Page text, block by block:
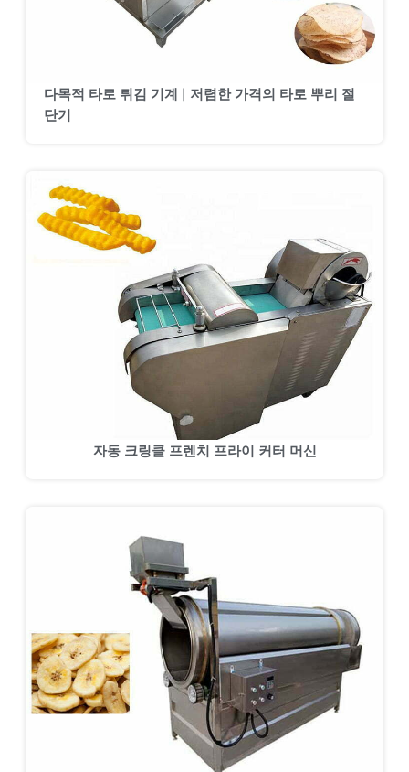
다목적 타로 튀김 기계 | 저렴한 가격의 타로 뿌리 절
단기
자동 크링클 프렌치 프라이 커터 머신